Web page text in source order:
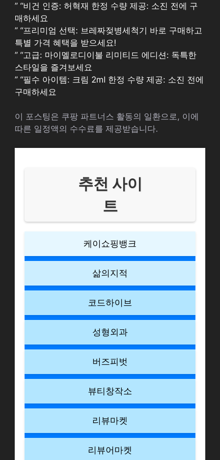
” “비건 인증: 허혁재 한정 수량 제공: 소진 전에 구
매하세요
” “프리미엄 선택: 브레짜젖병세척기 바로 구매하고
특별 가격 혜택을 받으세요!
” “고급: 마이멜로디이불 리미티드 에디션: 독특한
스타일을 즐겨보세요
” “필수 아이템: 크림 2ml 한정 수량 제공: 소진 전에
구매하세요
이 포스팅은 쿠팡 파트너스 활동의 일환으로, 이에
따른 일정액의 수수료를 제공받습니다.
추천 사이
트
케이쇼핑뱅크
삶의지적
코드하이브
성형외과
버즈피벗
뷰티창작소
리뷰마켓
리뷰어마켓